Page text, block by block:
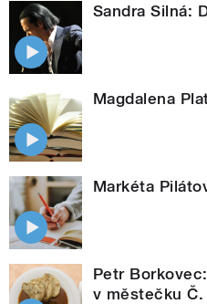
Sandra Silná:
Magdalena
Markéta
Petr
v městečku Č.